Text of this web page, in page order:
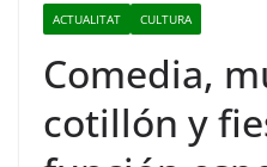
ACTUALITAT CULTURA
Comedia,
cotillón y